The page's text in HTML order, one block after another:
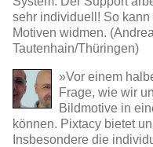
sehr individuell! So
Motiven widmen.
Tautenhain/Thüringen)
»Vor einem
Frage, wie wir
Bildmotive in
können. Pixtacy bietet
Insbesondere die